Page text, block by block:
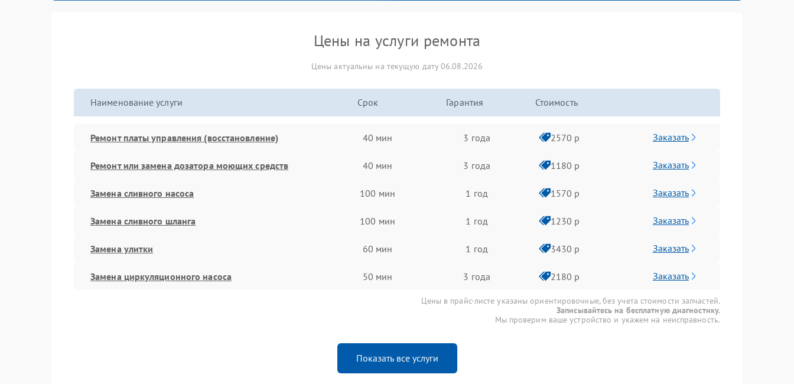
Цены на услуги ремонта
Цены актуальны на текущую дату 06.08.2026
Наименование услуги Срок Гарантия Стоимость
Ремонт платы управления (восстановление) 40 мин 3 года 2570 р Заказать
Ремонт или замена дозатора моющих средств 40 мин 3 года 1180 р Заказать
Замена сливного насоса 100 мин 1 год 1570 р Заказать
Замена сливного шланга 100 мин 1 год 1230 р Заказать
Замена улитки 60 мин 1 год 3430 р Заказать
Замена циркуляционного насоса 50 мин 3 года 2180 р Заказать
Цены в прайс-листе указаны ориентировочные, без учета стоимости запчастей.
Записывайтесь на бесплатную диагностику.
Мы проверим ваше устройство и укажем на неисправность.
Показать все услуги